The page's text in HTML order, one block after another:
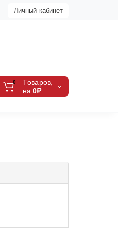
Личный кабинет
0
Tоваров,
на 0₽